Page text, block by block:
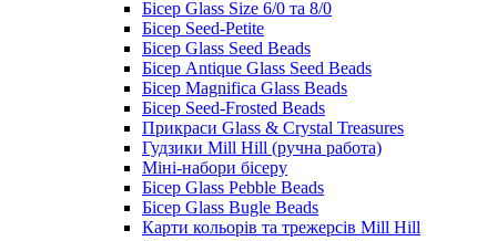
Бісер Glass Size 6/0 та 8/0
Бісер Seed-Petite
Бісер Glass Seed Beads
Бісер Antique Glass Seed Beads
Бісер Magnifica Glass Beads
Бісер Seed-Frosted Beads
Прикраси Glass & Crystal Treasures
Гудзики Mill Hill (ручна работа)
Міні-набори бісеру
Бісер Glass Pebble Beads
Бісер Glass Bugle Beads
Карти кольорів та трежерсів Mill Hill